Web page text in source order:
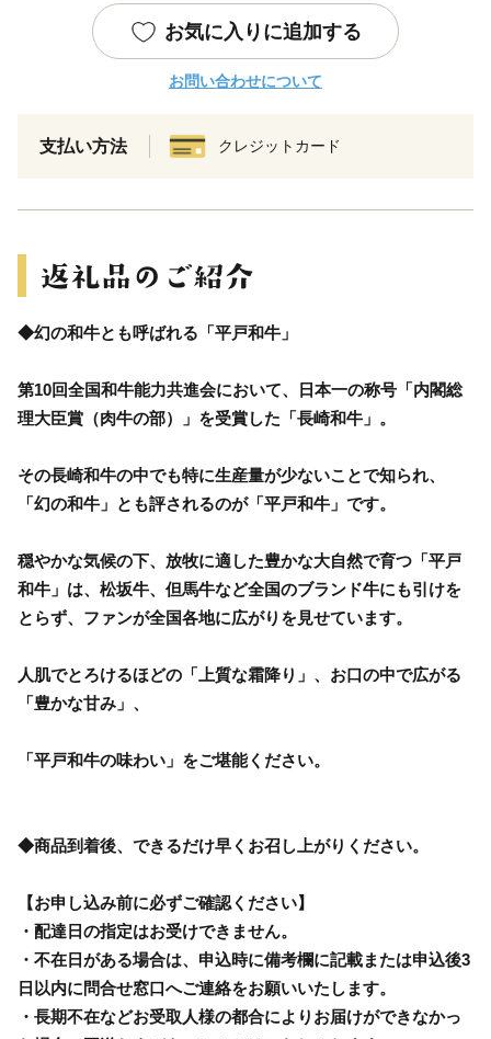
お気に入りに追加する
お問い合わせについて
支払い方法 クレジットカード
◆幻の和牛とも呼ばれる「平戸和牛」
第10回全国和牛能力共進会において、日本一の称号「内閣総
理大臣賞（肉牛の部）」を受賞した「長崎和牛」。
その長崎和牛の中でも特に生産量が少ないことで知られ、
「幻の和牛」とも評されるのが「平戸和牛」です。
穏やかな気候の下、放牧に適した豊かな大自然で育つ「平戸
和牛」は、松坂牛、但馬牛など全国のブランド牛にも引けを
とらず、ファンが全国各地に広がりを見せています。
人肌でとろけるほどの「上質な霜降り」、お口の中で広がる
「豊かな甘み」、
「平戸和牛の味わい」をご堪能ください。
◆商品到着後、できるだけ早くお召し上がりください。
【お申し込み前に必ずご確認ください】
・配達日の指定はお受けできません。
・不在日がある場合は、申込時に備考欄に記載または申込後3
日以内に問合せ窓口へご連絡をお願いいたします。
・長期不在などお受取人様の都合によりお届けができなかっ